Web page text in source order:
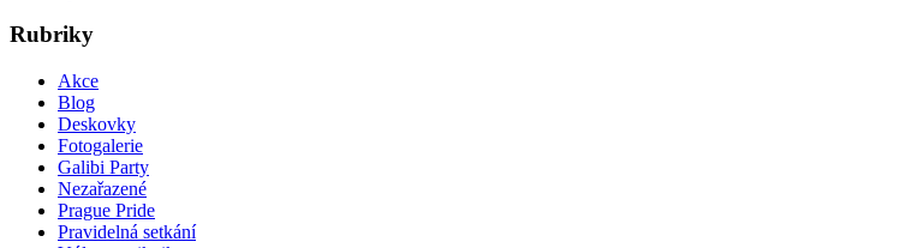
Rubriky
Akce
Blog
Deskovky
Fotogalerie
Galibi Party
Nezařazené
Prague Pride
Pravidelná setkání